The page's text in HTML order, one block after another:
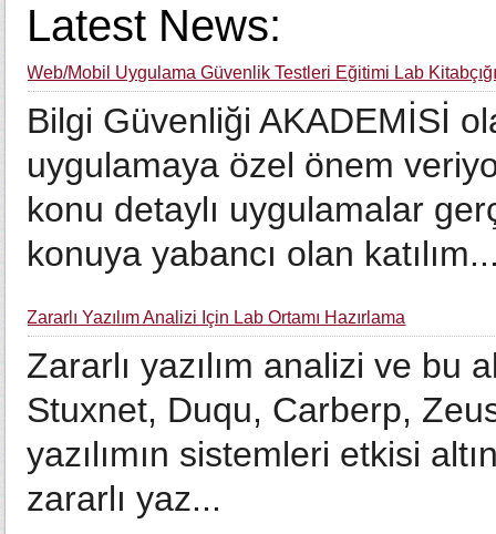
Latest News:
Web/Mobil Uygulama Güvenlik Testleri Eğitimi Lab
Bilgi Güvenliği AKADEMİSİ
uygulamaya özel önem
konu detaylı uygulamalar
konuya yabancı olan
Zararlı Yazılım Analizi İçin Lab Ortamı Hazırlama
Zararlı yazılım analizi ve bu
Stuxnet, Duqu, Carberp,
yazılımın sistemleri etkisi
zararlı yaz...